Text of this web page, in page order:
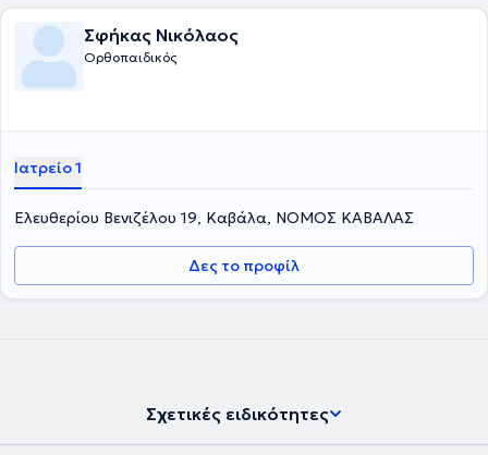
Σφήκας Νικόλαος
Ορθοπαιδικός
Ιατρείο 1
Ελευθερίου Βενιζέλου 19, Καβάλα, ΝΟΜΟΣ ΚΑΒΑΛΑΣ
Δες το προφίλ
Σχετικές ειδικότητες